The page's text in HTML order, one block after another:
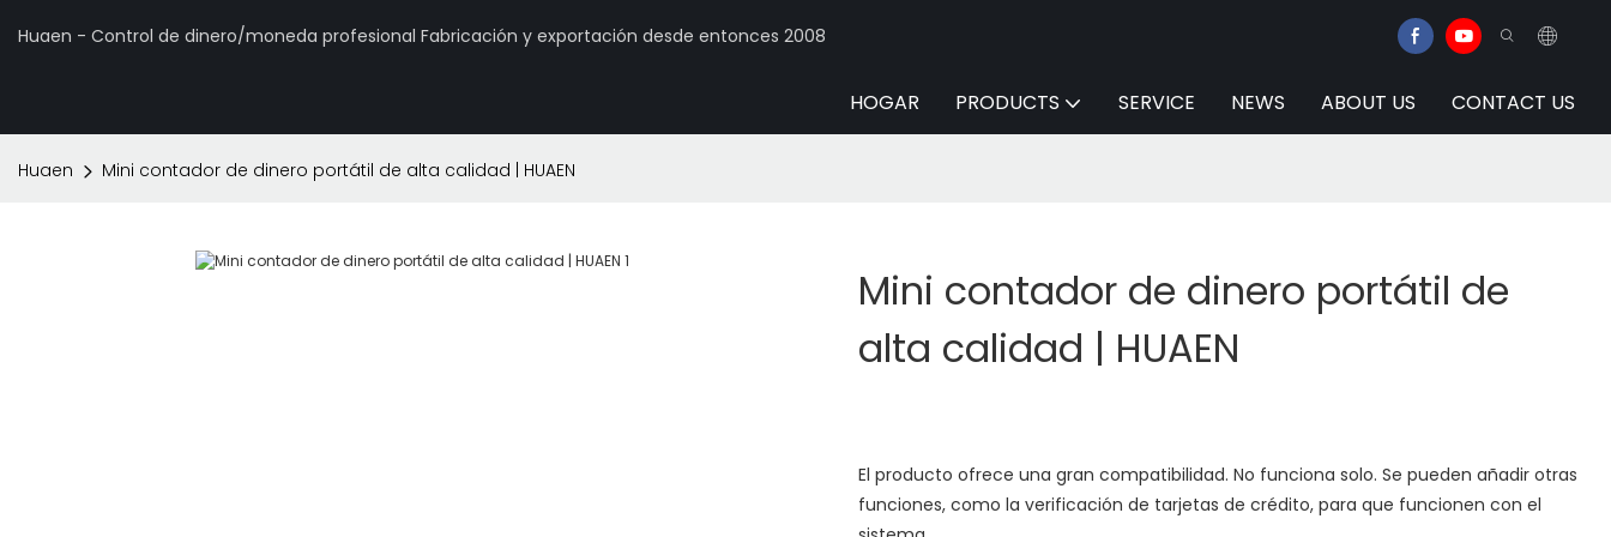
Huaen - Control de dinero/moneda profesional Fabricación y exportación desde entonces 2008
HOGAR PRODUCTS SERVICE NEWS ABOUT US CONTACT US
Huaen Mini contador de dinero portátil de alta calidad | HUAEN
Mini contador de dinero portátil de
alta calidad | HUAEN
El producto ofrece una gran compatibilidad. No funciona solo. Se pueden añadir otras
funciones, como la verificación de tarjetas de crédito, para que funcionen con el